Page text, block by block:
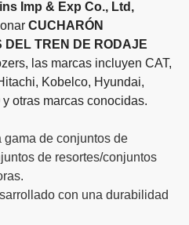
Imp & Exp Co., Ltd,
CUCHARÓN
DEL TREN DE RODAJE
las marcas incluyen CAT,
Kobelco, Hyundai,
otras marcas conocidas.
de conjuntos de
de resortes/conjuntos
con una durabilidad